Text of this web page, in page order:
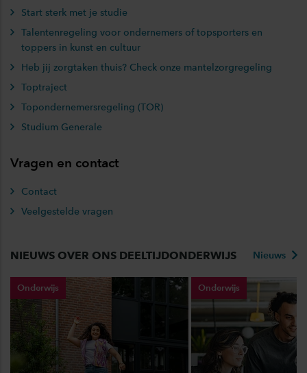
Start sterk met je studie
Talentenregeling voor ondernemers of topsporters en
toppers in kunst en cultuur
Heb jij zorgtaken thuis? Check onze mantelzorgregeling
Toptraject
Topondernemersregeling (TOR)
Studium Generale
Vragen en contact
Contact
Veelgestelde vragen
NIEUWS OVER ONS DEELTIJDONDERWIJS Nieuws
Onderwijs Onderwijs